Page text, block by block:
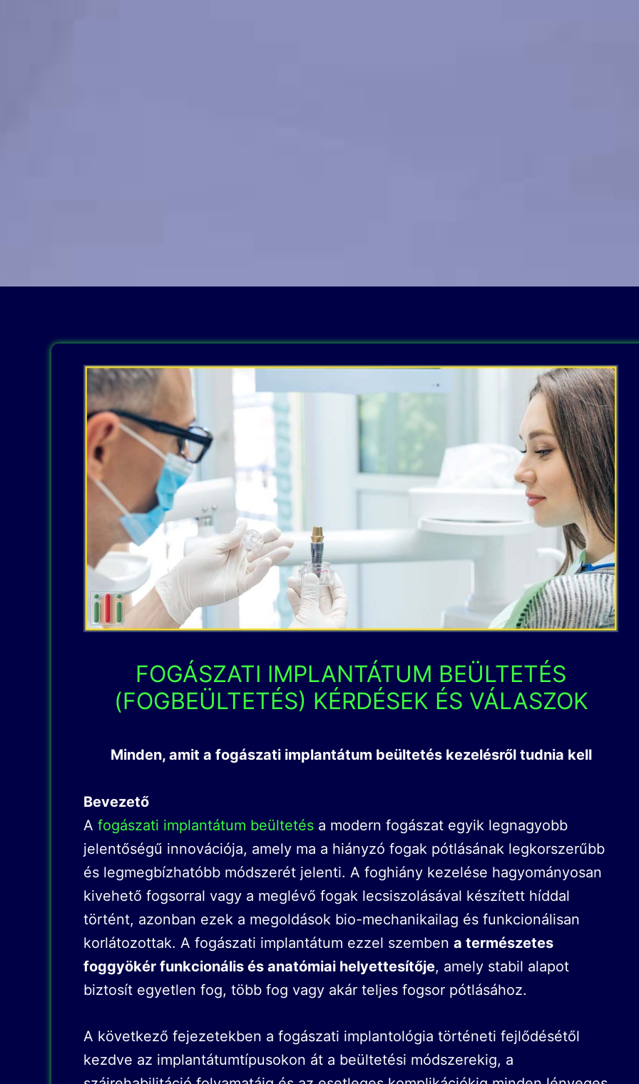
FOGÁSZATI IMPLANTÁTUM BEÜLTETÉS
(FOGBEÜLTETÉS) KÉRDÉSEK ÉS VÁLASZOK
Minden, amit a fogászati implantátum beültetés kezelésről tudnia kell
Bevezető
A fogászati implantátum beültetés a modern fogászat egyik legnagyobb
jelentőségű innovációja, amely ma a hiányzó fogak pótlásának legkorszerűbb
és legmegbízhatóbb módszerét jelenti. A foghiány kezelése hagyományosan
kivehető fogsorral vagy a meglévő fogak lecsiszolásával készített híddal
történt, azonban ezek a megoldások bio-mechanikailag és funkcionálisan
korlátozottak. A fogászati implantátum ezzel szemben a természetes
foggyökér funkcionális és anatómiai helyettesítője, amely stabil alapot
biztosít egyetlen fog, több fog vagy akár teljes fogsor pótlásához.
A következő fejezetekben a fogászati implantológia történeti fejlődésétől
kezdve az implantátumtípusokon át a beültetési módszerekig, a